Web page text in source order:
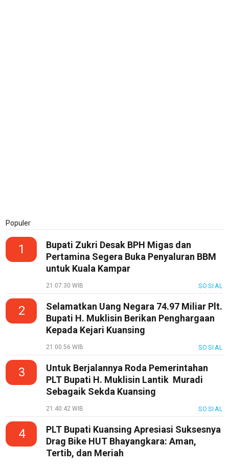
Populer
1
Bupati Zukri Desak BPH Migas dan
Pertamina Segera Buka Penyaluran BBM
untuk Kuala Kampar
21:07:30 WIB SOSIAL
2
Selamatkan Uang Negara 74.97 Miliar Plt.
Bupati H. Muklisin Berikan Penghargaan
Kepada Kejari Kuansing
21:00:56 WIB SOSIAL
3
Untuk Berjalannya Roda Pemerintahan
PLT Bupati H. Muklisin Lantik Muradi
Sebagaik Sekda Kuansing
21:40:42 WIB SOSIAL
4
PLT Bupati Kuansing Apresiasi Suksesnya
Drag Bike HUT Bhayangkara: Aman,
Tertib, dan Meriah